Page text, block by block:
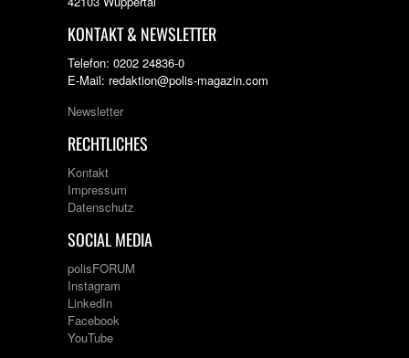
KONTAKT & NEWSLETTER
Telefon: 0202 24836-0
E-Mail: redaktion@polis-magazin.com
Newsletter
RECHTLICHES
Kontakt
Impressum
Datenschutz
SOCIAL MEDIA
polisFORUM
Instagram
LinkedIn
Facebook
YouTube